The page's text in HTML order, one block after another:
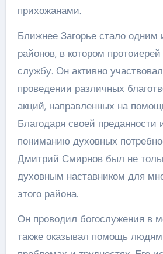
прихожанами.
Ближнее Загорье стало
районов, в котором
службу. Он активно
проведении различных
акций, направленных на
Благодаря своей преданности
пониманию духовных
Дмитрий Смирнов был не
духовным наставником для
этого района.
Он проводил богослужения в
также оказывал помощь